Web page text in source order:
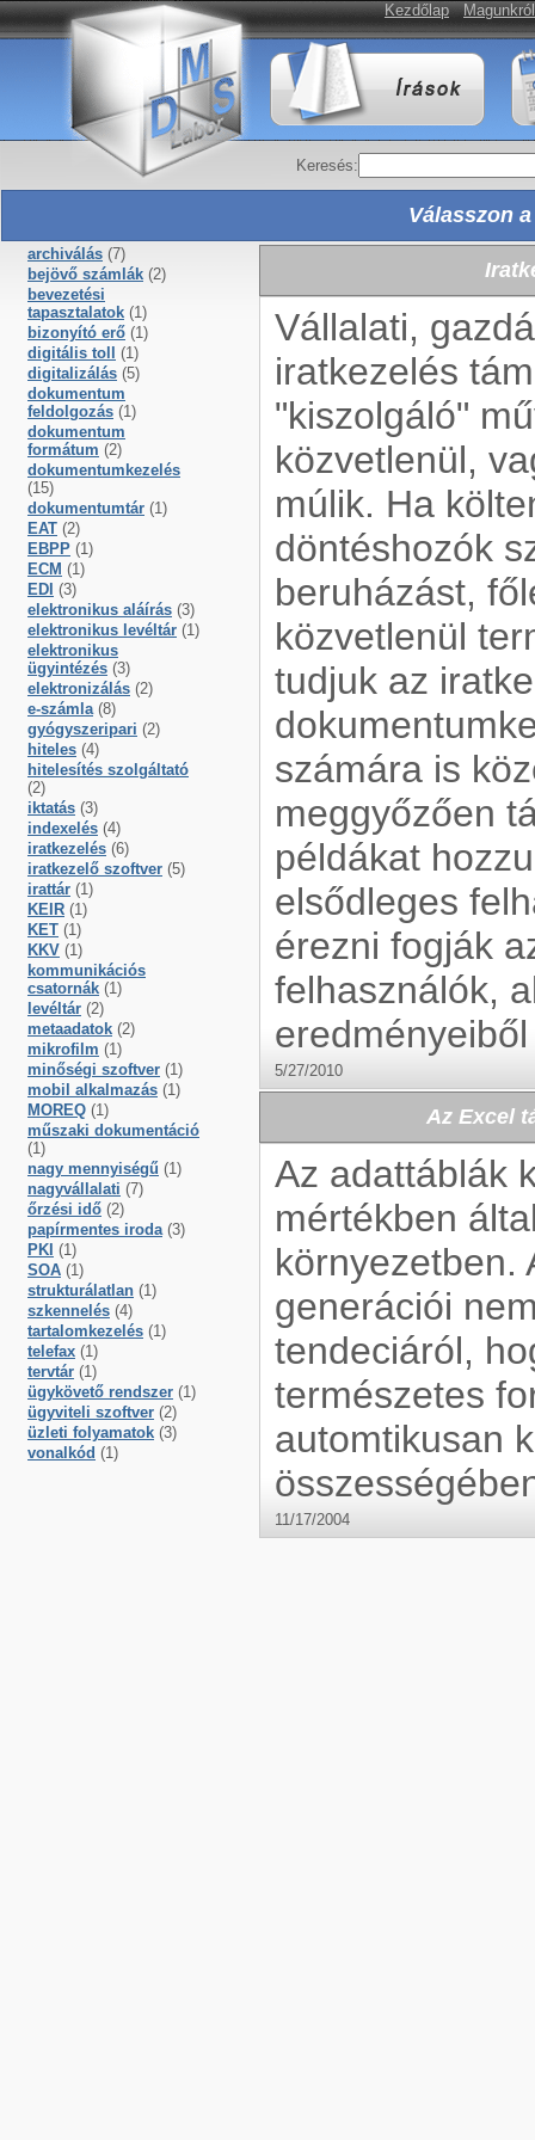
Kezdőlap Magunkról
Keresés:
Válasszon
archiválás (7)
bejövő számlák (2)
bevezetési
tapasztalatok (1)
bizonyító erő (1)
digitális toll
(1)
digitalizálás (5)
dokumentum
feldolgozás (1)
dokumentum
formátum (2)
dokumentumkezelés
(15)
dokumentumtár (1)
EAT (2)
EBPP (1)
ECM (1)
EDI (3)
elektronikus aláírás (3)
elektronikus levéltár (1)
elektronikus
ügyintézés (3)
elektronizálás (2)
e-számla (8)
gyógyszeripari (2)
hiteles (4)
hitelesítés szolgáltató
(2)
iktatás (3)
indexelés (4)
iratkezelés (6)
iratkezelő szoftver (5)
irattár (1)
KEIR (1)
KET (1)
KKV (1)
kommunikációs
csatornák (1)
levéltár (2)
metaadatok (2)
mikrofilm (1)
minőségi szoftver (1)
mobil alkalmazás (1)
MOREQ (1)
műszaki dokumentáció
(1)
nagy mennyiségű (1)
nagyvállalati (7)
őrzési idő (2)
papírmentes iroda (3)
PKI (1)
SOA (1)
strukturálatlan (1)
szkennelés (4)
tartalomkezelés (1)
telefax (1)
tervtár (1)
ügykövető rendszer (1)
ügyviteli szoftver (2)
üzleti folyamatok (3)
vonalkód (1)
Vállalati,
iratkezelés
"kiszolgáló"
közvetlenül,
múlik. Ha
döntéshozók
beruházást,
közvetlenül
tudjuk az
számára is
meggyőzően
példákat
elsődleges
érezni fogják
felhasználók,
5/27/2010
Az Excel
Az adattáblák
mértékben
környezetben.
generációi
tendeciáról,
természetes
automtikusan
11/17/2004